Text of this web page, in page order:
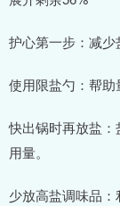
护心第一步：减
使用限盐勺：帮
快出锅时再放盐
用量。
少放高盐调味品